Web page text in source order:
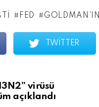
FED GOLDMAN’IN
TWITTER
virüsü
açıklandı